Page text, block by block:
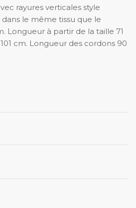
rayures verticales style
dans le même tissu que le
Longueur à partir de la taille 71
cm. Longueur des cordons 90